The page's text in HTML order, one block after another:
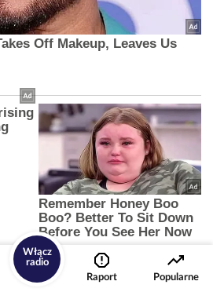
Włącz
radio
Raport
Popularne